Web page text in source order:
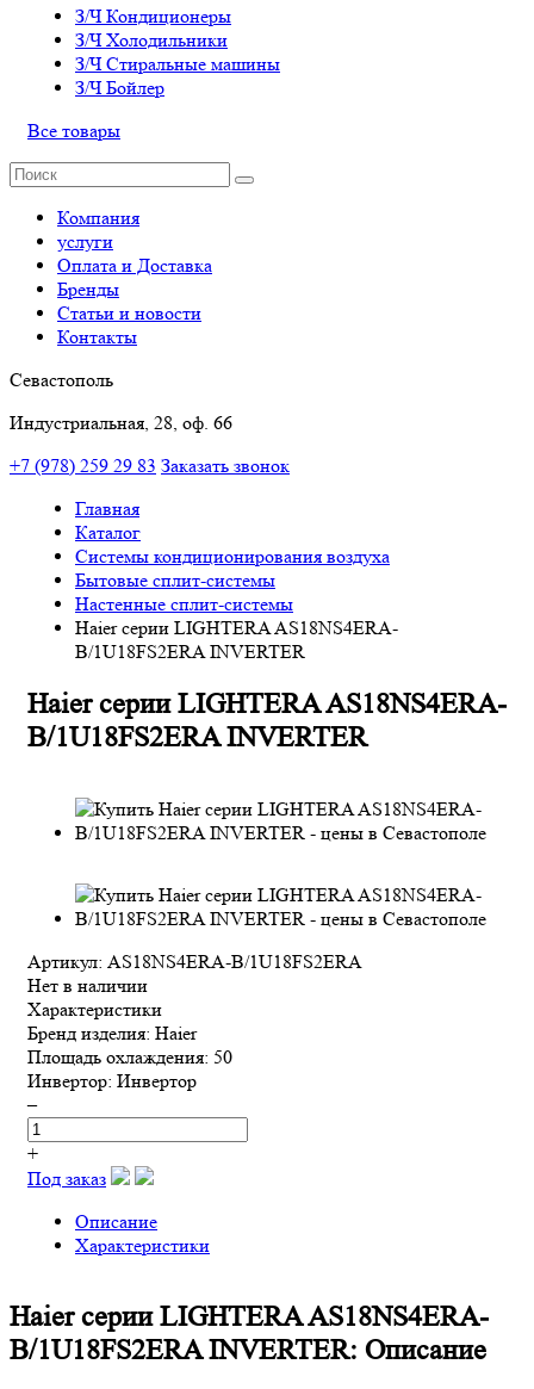
З/Ч Кондиционеры
З/Ч Холодильники
З/Ч Стиральные машины
З/Ч Бойлер
Все товары
Компания
услуги
Оплата и Доставка
Бренды
Статьи и новости
Контакты
Севастополь
Индустриальная, 28, оф. 66
+7 (978) 259 29 83 Заказать звонок
Главная
Каталог
Системы кондиционирования воздуха
Бытовые сплит-системы
Настенные сплит-системы
Haier серии LIGHTERA AS18NS4ERA-
B/1U18FS2ERA INVERTER
Haier серии LIGHTERA AS18NS4ERA-
B/1U18FS2ERA INVERTER
Артикул: AS18NS4ERA-B/1U18FS2ERA
Нет в наличии
Характеристики
Бренд изделия: Haier
Площадь охлаждения: 50
Инвертор: Инвертор
–
+
Под заказ
Описание
Характеристики
Haier серии LIGHTERA AS18NS4ERA-
B/1U18FS2ERA INVERTER: Описание